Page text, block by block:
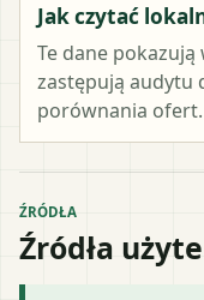
Jak czytać
Te dane
zastępują audytu
porównania ofert.
ŹRÓDŁA
Źródła